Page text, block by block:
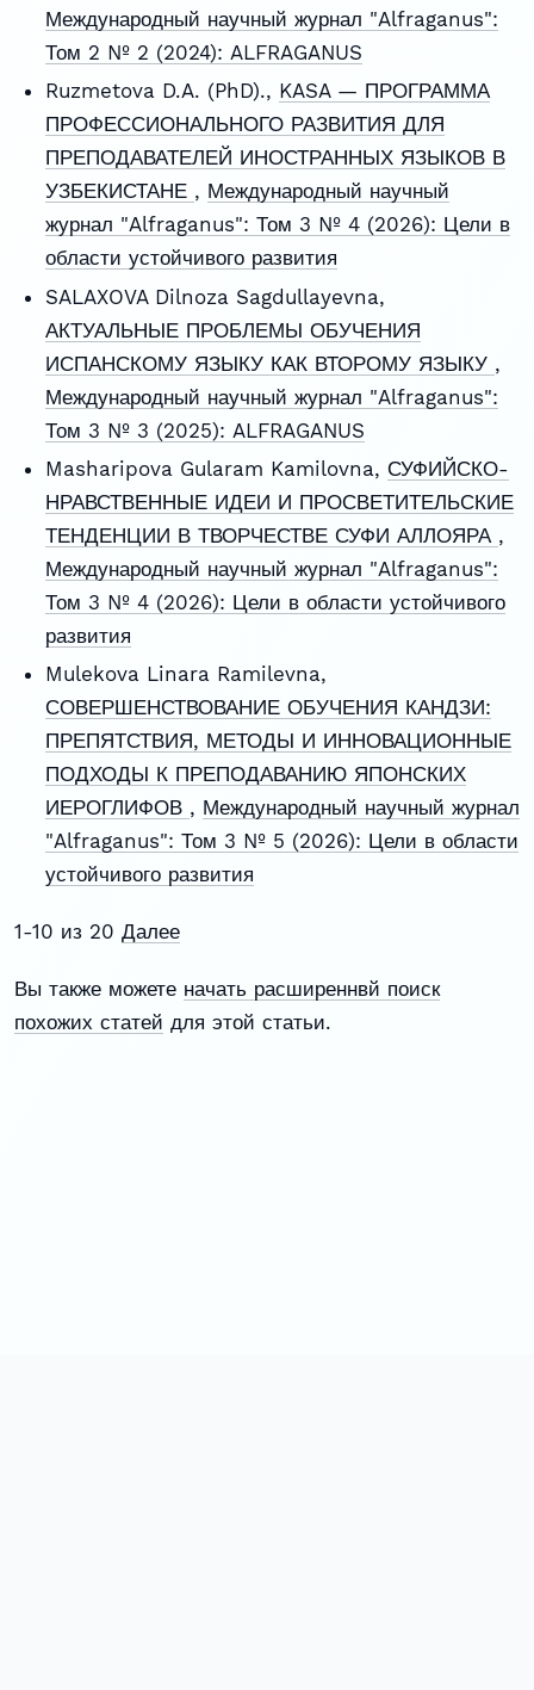
Международный научный журнал "Alfraganus":
Том 2 № 2 (2024): ALFRAGANUS
Ruzmetova D.A. (PhD)., KASA — ПРОГРАММА
ПРОФЕССИОНАЛЬНОГО РАЗВИТИЯ ДЛЯ
ПРЕПОДАВАТЕЛЕЙ ИНОСТРАННЫХ ЯЗЫКОВ В
УЗБЕКИСТАНЕ , Международный научный
журнал "Alfraganus": Том 3 № 4 (2026): Цели в
области устойчивого развития
SALAXOVA Dilnoza Sagdullayevna,
АКТУАЛЬНЫЕ ПРОБЛЕМЫ ОБУЧЕНИЯ
ИСПАНСКОМУ ЯЗЫКУ КАК ВТОРОМУ ЯЗЫКУ ,
Международный научный журнал "Alfraganus":
Том 3 № 3 (2025): ALFRAGANUS
Masharipova Gularam Kamilovna, СУФИЙСКО-
НРАВСТВЕННЫЕ ИДЕИ И ПРОСВЕТИТЕЛЬСКИЕ
ТЕНДЕНЦИИ В ТВОРЧЕСТВЕ СУФИ АЛЛОЯРА ,
Международный научный журнал "Alfraganus":
Том 3 № 4 (2026): Цели в области устойчивого
развития
Mulekova Linara Ramilevna,
СОВЕРШЕНСТВОВАНИЕ ОБУЧЕНИЯ КАНДЗИ:
ПРЕПЯТСТВИЯ, МЕТОДЫ И ИННОВАЦИОННЫЕ
ПОДХОДЫ К ПРЕПОДАВАНИЮ ЯПОНСКИХ
ИЕРОГЛИФОВ , Международный научный журнал
"Alfraganus": Том 3 № 5 (2026): Цели в области
устойчивого развития
1-10 из 20 Далее
Вы также можете начать расширеннвй поиск
похожих статей для этой статьи.